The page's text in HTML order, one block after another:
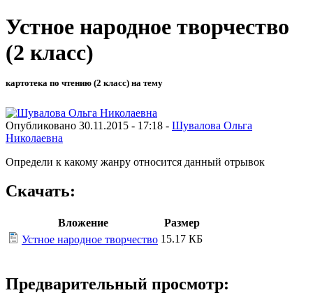
Устное народное творчество
(2 класс)
картотека по чтению (2 класс) на тему
Опубликовано 30.11.2015 - 17:18 - Шувалова Ольга
Николаевна
Определи к какому жанру относится данный отрывок
Скачать:
Вложение
Размер
Устное народное творчество 15.17 КБ
Предварительный просмотр: